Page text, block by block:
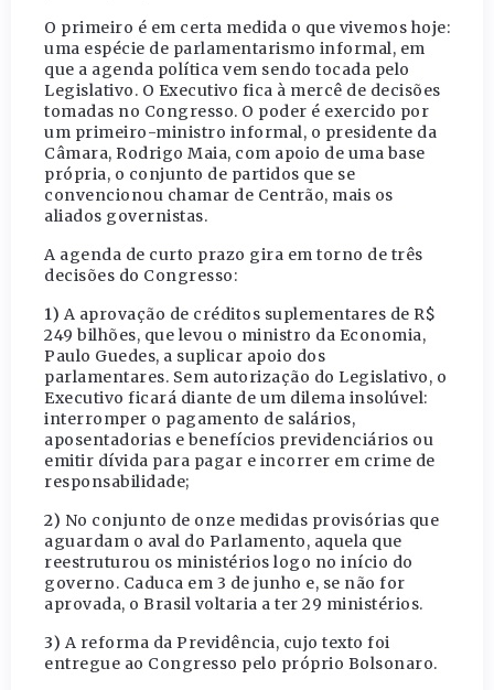
O primeiro é em certa medida o que vivemos hoje:
uma espécie de parlamentarismo informal, em
que a agenda política vem sendo tocada pelo
Legislativo. O Executivo fica à mercê de decisões
tomadas no Congresso. O poder é exercido por
um primeiro-ministro informal, o presidente da
Câmara, Rodrigo Maia, com apoio de uma base
própria, o conjunto de partidos que se
convencionou chamar de Centrão, mais os
aliados governistas.
A agenda de curto prazo gira em torno de três
decisões do Congresso:
1) A aprovação de créditos suplementares de R$
249 bilhões, que levou o ministro da Economia,
Paulo Guedes, a suplicar apoio dos
parlamentares. Sem autorização do Legislativo, o
Executivo ficará diante de um dilema insolúvel:
interromper o pagamento de salários,
aposentadorias e benefícios previdenciários ou
emitir dívida para pagar e incorrer em crime de
responsabilidade;
2) No conjunto de onze medidas provisórias que
aguardam o aval do Parlamento, aquela que
reestruturou os ministérios logo no início do
governo. Caduca em 3 de junho e, se não for
aprovada, o Brasil voltaria a ter 29 ministérios.
3) A reforma da Previdência, cujo texto foi
entregue ao Congresso pelo próprio Bolsonaro.